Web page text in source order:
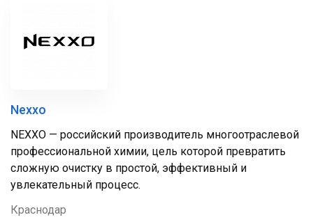
Nexxo
NEXXO — российский производитель многоотраслевой
профессиональной химии, цель которой превратить
сложную очистку в простой, эффективный и
увлекательный процесс.
Краснодар